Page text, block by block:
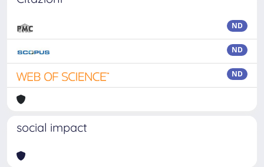
ND
ND
ND
social impact